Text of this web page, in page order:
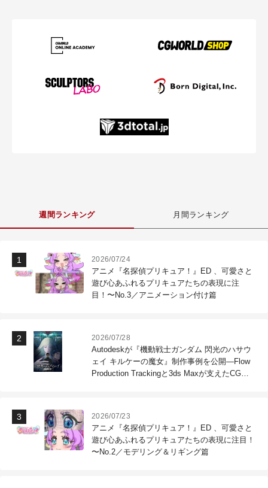
週間ランキング 月間ランキング
2026/07/24
アニメ『名探偵プリキュア！』ED 、可愛さと
遊び心あふれるプリキュアたちの表現に注
目！〜No.3／アニメーション付け篇
2026/07/28
Autodeskが『機動戦士ガンダム 閃光のハサウ
ェイ キルケーの魔女』制作事例を公開―Flow
Production Trackingと3ds Maxが支えたCG制
2026/07/23
アニメ『名探偵プリキュア！』ED 、可愛さと
遊び心あふれるプリキュアたちの表現に注目！
〜No.2／モデリング＆リギング篇